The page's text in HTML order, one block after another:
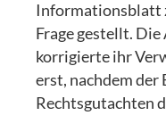
Informationsblatt
Frage gestellt.
korrigierte ihr
erst, nachdem der
Rechtsgutachten